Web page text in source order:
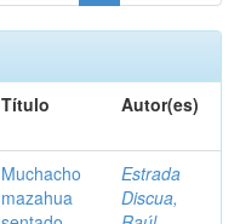
Título Autor(es)
Muchacho
mazahua
Estrada
Discua,